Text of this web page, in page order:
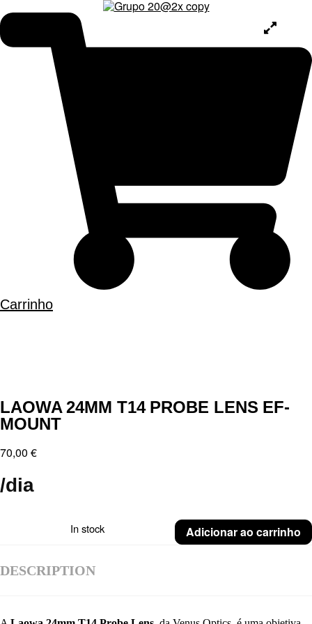
Carrinho
LAOWA 24MM T14 PROBE LENS EF-
MOUNT
70,00 €
/dia
In stock Adicionar ao carrinho
DESCRIPTION